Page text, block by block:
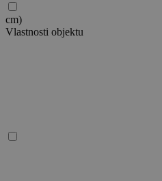
cm)
Vlastnosti objektu